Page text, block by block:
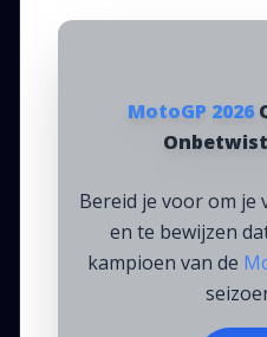
MotoGP 2026
Bereid je voor om je
en te bewijzen
kampioen van de